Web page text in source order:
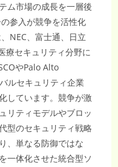
ム市場の成長を一層後
参入が競争を活性化
NEC、富士通、日立
療セキュリティ分野に
やPalo Alto
ルセキュリティ企業
しています。競争が激
リティモデルやブロッ
型のセキュリティ戦略
、単なる防御ではな
一体化させた統合型ソ